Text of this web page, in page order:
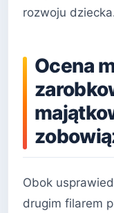
rozwoju
Ocena
Obok
drugim filarem